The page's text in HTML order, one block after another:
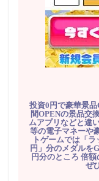
投資0円で豪華景
間OPENの景品交
ムアプリなどと違
等の電子マネーや
トゲームでは「
円」分のメダルを
円分のところ 倍額
ぜ